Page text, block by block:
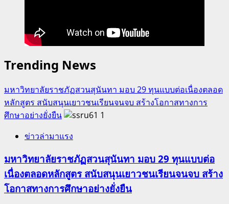
Trending News
มหาวิทยาลัยราชภัฏสวนสุนันทา มอบ 29 ทุนแบบต่อเนื่องตลอด
หลักสูตร สนับสนุนเยาวชนเรียนจนจบ สร้างโอกาสทางการ
ศึกษาอย่างยั่งยืน
1
ข่าวล่ามาแรง
มหาวิทยาลัยราชภัฏสวนสุนันทา มอบ 29 ทุนแบบต่อ
เนื่องตลอดหลักสูตร สนับสนุนเยาวชนเรียนจนจบ สร้าง
โอกาสทางการศึกษาอย่างยั่งยืน